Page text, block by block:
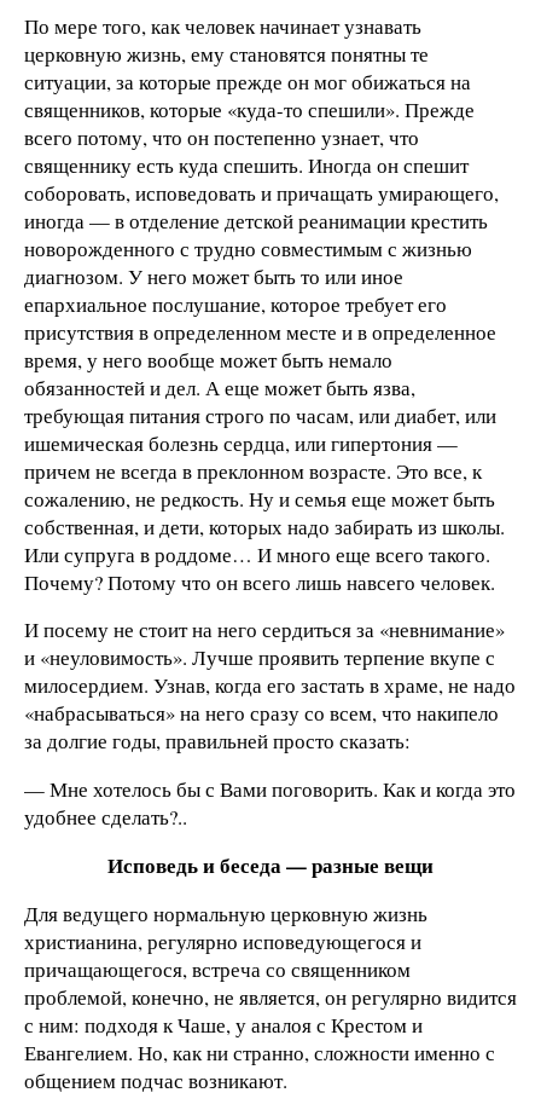
По мере того, как человек начинает узнавать
церковную жизнь, ему становятся понятны те
ситуации, за которые прежде он мог обижаться на
священников, которые «куда-то спешили». Прежде
всего потому, что он постепенно узнает, что
священнику есть куда спешить. Иногда он спешит
соборовать, исповедовать и причащать умирающего,
иногда — в отделение детской реанимации крестить
новорожденного с трудно совместимым с жизнью
диагнозом. У него может быть то или иное
епархиальное послушание, которое требует его
присутствия в определенном месте и в определенное
время, у него вообще может быть немало
обязанностей и дел. А еще может быть язва,
требующая питания строго по часам, или диабет, или
ишемическая болезнь сердца, или гипертония —
причем не всегда в преклонном возрасте. Это все, к
сожалению, не редкость. Ну и семья еще может быть
собственная, и дети, которых надо забирать из школы.
Или супруга в роддоме… И много еще всего такого.
Почему? Потому что он всего лишь навсего человек.
И посему не стоит на него сердиться за «невнимание»
и «неуловимость». Лучше проявить терпение вкупе с
милосердием. Узнав, когда его застать в храме, не надо
«набрасываться» на него сразу со всем, что накипело
за долгие годы, правильней просто сказать:
— Мне хотелось бы с Вами поговорить. Как и когда это
удобнее сделать?..
Исповедь и беседа — разные вещи
Для ведущего нормальную церковную жизнь
христианина, регулярно исповедующегося и
причащающегося, встреча со священником
проблемой, конечно, не является, он регулярно видится
с ним: подходя к Чаше, у аналоя с Крестом и
Евангелием. Но, как ни странно, сложности именно с
общением подчас возникают.